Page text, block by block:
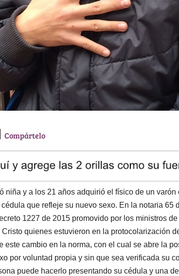
T
e
a
d
s
Compártelo
niña y a los 21 años adquirió el físico de un varón
que refleje su nuevo sexo. En la notaria 65
1227 de 2015 promovido por los ministros
quienes estuvieron en la protocolarización
este cambio en la norma, con el cual se abre la
por voluntad propia y sin que sea verificada su
puede hacerlo presentando su cédula y una